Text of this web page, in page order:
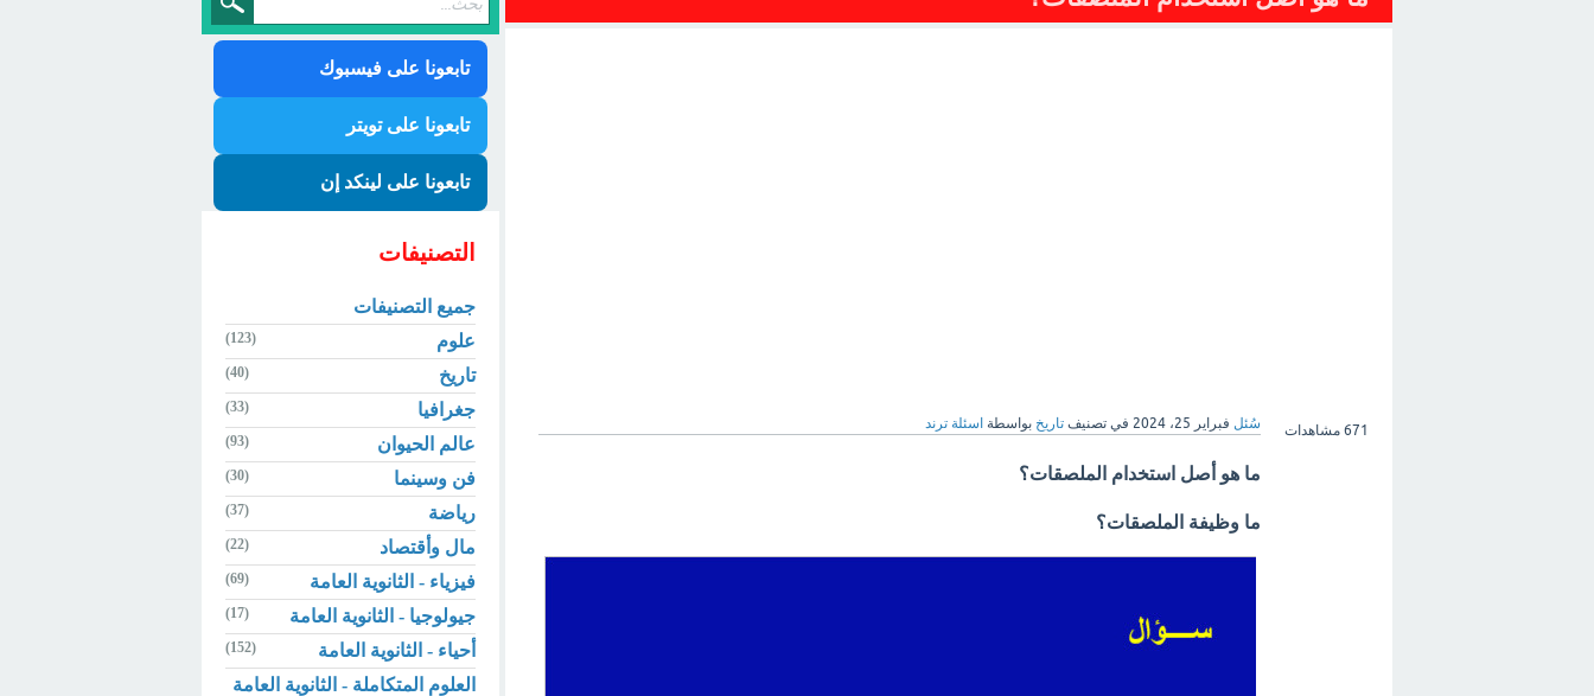
671 مشاهدات سُئل فبراير 25، 2024 في تصنيف تاريخ بواسطة اسئلة ترند
ما هو أصل استخدام الملصقات؟
ما وظيفة الملصقات؟
تابعونا على فيسبوك
تابعونا على تويتر
تابعونا على لينكد إن
التصنيفات
جميع التصنيفات
علوم
(123)
تاريخ (40)
جغرافيا (33)
عالم الحيوان (93)
فن وسينما (30)
رياضة (37)
مال وأقتصاد (22)
فيزياء - الثانوية العامة (69)
جيولوجيا - الثانوية العامة (17)
أحياء - الثانوية العامة (152)
العلوم المتكاملة - الثانوية العامة